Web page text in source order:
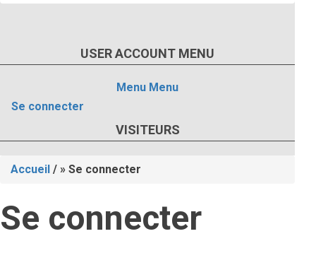
USER ACCOUNT MENU
Menu Menu
Se connecter
VISITEURS
d'Ariane
Accueil / Se connecter
Se connecter